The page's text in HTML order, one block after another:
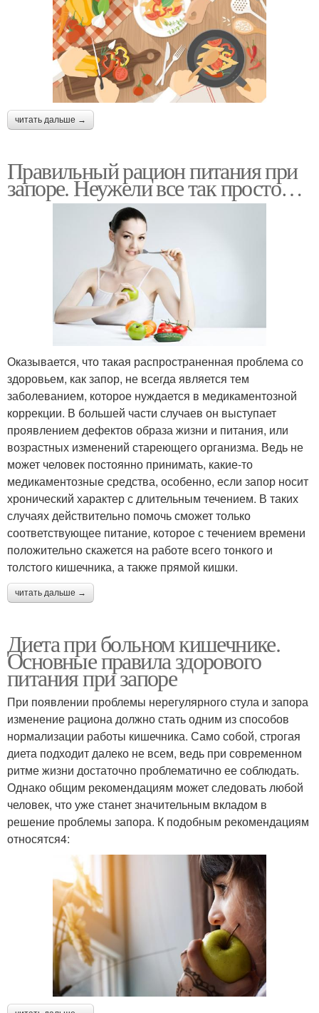
читать дальше →
Правильный рацион питания при
запоре. Неужели все так просто…
Оказывается, что такая распространенная проблема со
здоровьем, как запор, не всегда является тем
заболеванием, которое нуждается в медикаментозной
коррекции. В большей части случаев он выступает
проявлением дефектов образа жизни и питания, или
возрастных изменений стареющего организма. Ведь не
может человек постоянно принимать, какие-то
медикаментозные средства, особенно, если запор носит
хронический характер с длительным течением. В таких
случаях действительно помочь сможет только
соответствующее питание, которое с течением времени
положительно скажется на работе всего тонкого и
толстого кишечника, а также прямой кишки.
читать дальше →
Диета при больном кишечнике.
Основные правила здорового
питания при запоре
При появлении проблемы нерегулярного стула и запора
изменение рациона должно стать одним из способов
нормализации работы кишечника. Само собой, строгая
диета подходит далеко не всем, ведь при современном
ритме жизни достаточно проблематично ее соблюдать.
Однако общим рекомендациям может следовать любой
человек, что уже станет значительным вкладом в
решение проблемы запора. К подобным рекомендациям
относятся4: